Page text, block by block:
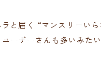
と届く “マンスリーい
ーザーさんも多いみたい